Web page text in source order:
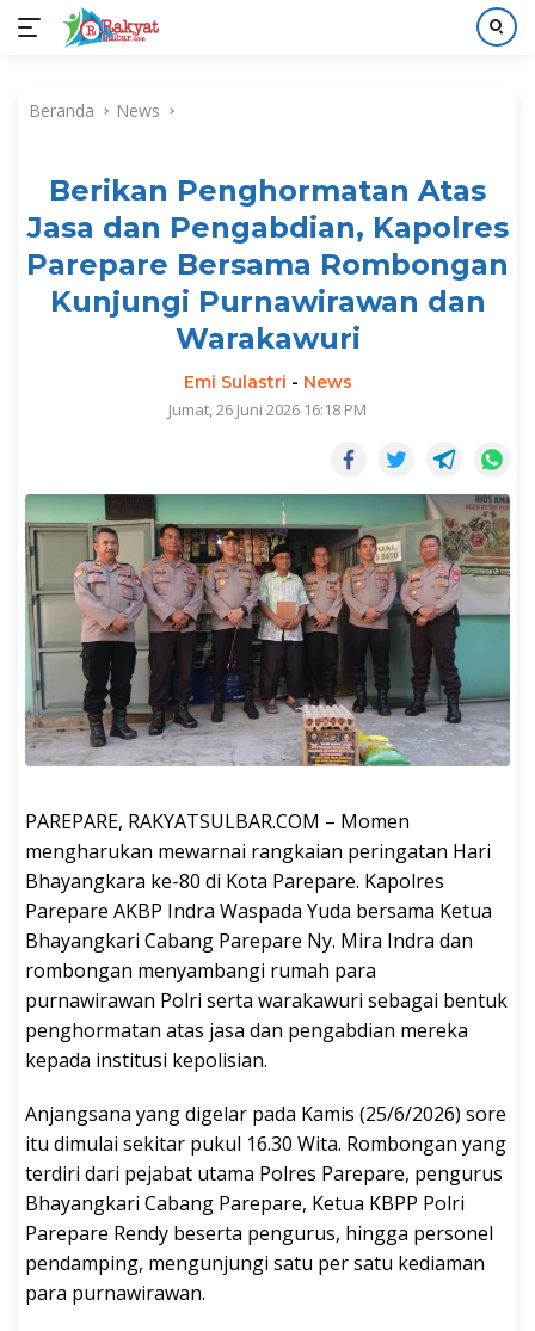
kontenBeranda News
Berikan Penghormatan Atas
Jasa dan Pengabdian, Kapolres
Parepare Bersama Rombongan
Kunjungi Purnawirawan dan
Warakawuri
Emi Sulastri - News
Jumat, 26 Juni 2026 16:18 PM
PAREPARE, RAKYATSULBAR.COM – Momen
mengharukan mewarnai rangkaian peringatan Hari
Bhayangkara ke-80 di Kota Parepare. Kapolres
Parepare AKBP Indra Waspada Yuda bersama Ketua
Bhayangkari Cabang Parepare Ny. Mira Indra dan
rombongan menyambangi rumah para
purnawirawan Polri serta warakawuri sebagai bentuk
penghormatan atas jasa dan pengabdian mereka
kepada institusi kepolisian.
Anjangsana yang digelar pada Kamis (25/6/2026) sore
itu dimulai sekitar pukul 16.30 Wita. Rombongan yang
terdiri dari pejabat utama Polres Parepare, pengurus
Bhayangkari Cabang Parepare, Ketua KBPP Polri
Parepare Rendy beserta pengurus, hingga personel
pendamping, mengunjungi satu per satu kediaman
para purnawirawan.